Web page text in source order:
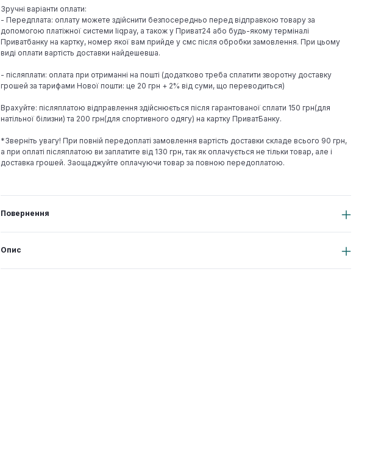
Зручні варіанти оплати:
- Передплата: оплату можете здійснити безпосередньо перед відправкою товару за
допомогою платіжної системи liqpay, а також у Приват24 або будь-якому терміналі
Приватбанку на картку, номер якої вам прийде у смс після обробки замовлення. При цьому
виді оплати вартість доставки найдешевша.
- післяплати: оплата при отриманні на пошті (додатково треба сплатити зворотну доставку
грошей за тарифами Нової пошти: це 20 грн + 2% від суми, що переводиться)
Врахуйте: післяплатою відправлення здійснюється після гарантованої сплати 150 грн(для
натільної білизни) та 200 грн(для спортивного одягу) на картку ПриватБанку.
*Зверніть увагу! При повній передоплаті замовлення вартість доставки складе всього 90 грн,
а при оплаті післяплатою ви заплатите від 130 грн, так як оплачується не тільки товар, але і
доставка грошей. Заощаджуйте оплачуючи товар за повною передоплатою.
Повернення
Опис